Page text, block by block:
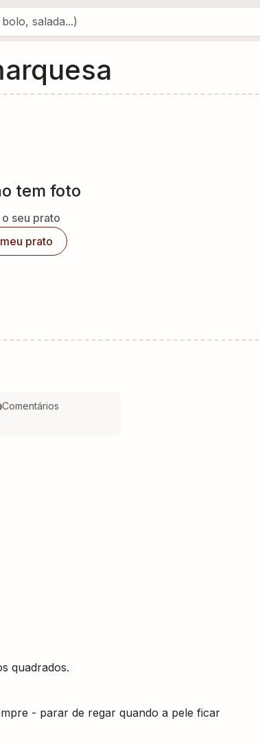
tem foto
seu prato
prato
Comentários
quadrados.
- parar de regar quando a pele ficar